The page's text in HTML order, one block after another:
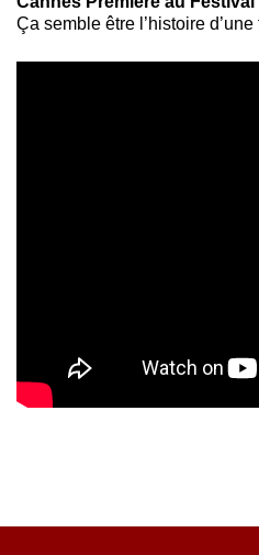
Ça semble être l’histoire d’une